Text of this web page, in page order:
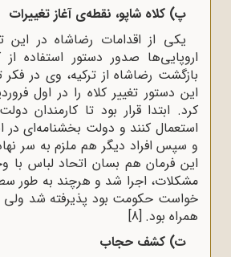
پ) کلاه ‌شاپو، نقطه‌ى آغاز تغییرات
یکى از اقدامات رضاشاه در
اروپایى‌ها صدور دستور استفاده از
بازگشت رضاشاه از ترکیه، وى در فکر
کرد. ابتدا قرار بود تا کارمندان
استعمال کنند و دولت بخشنامه‌ای در
و سپس افراد دیگر هم ملزم به سر
این فرمان هم بسان اتحاد لباس با
مشکلات، اجرا شد و هرچند به طور
خواست حکومت بود پذیرفته شد ولی
همراه بود. [8]
ت) کشف حجاب